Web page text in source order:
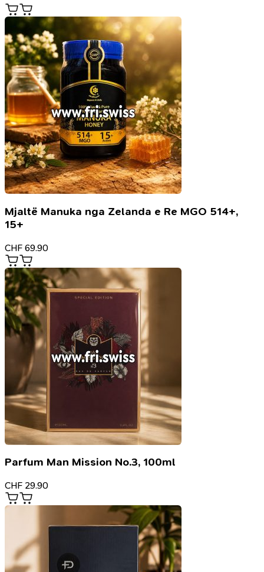
Mjaltë Manuka nga Zelanda e Re MGO 514+,
15+
CHF 69.90
Parfum Man Mission No.3, 100ml
CHF 29.90